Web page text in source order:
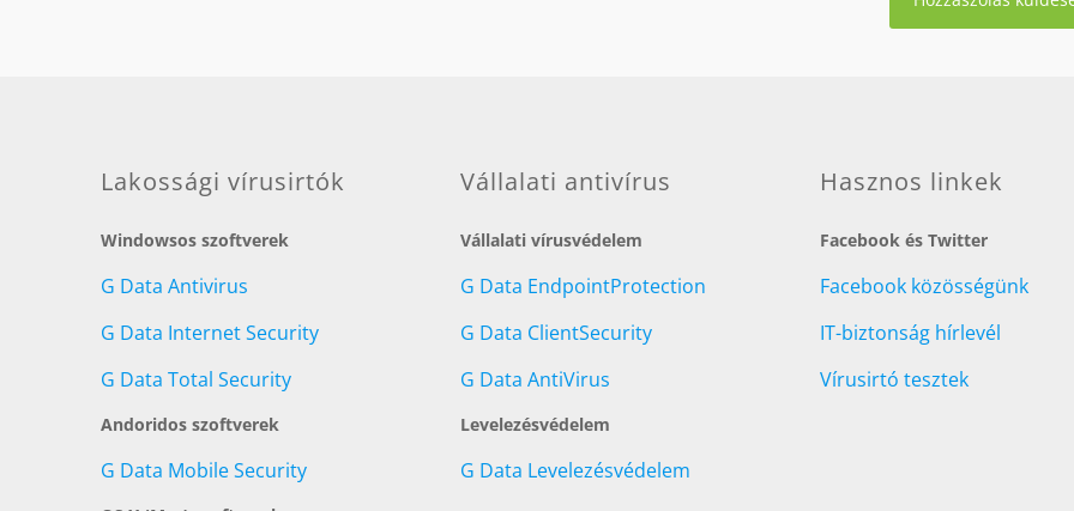
Lakossági vírusirtók
Windowsos szoftverek
G Data Antivirus
G Data Internet Security
G Data Total Security
Andoridos szoftverek
G Data Mobile Security
Vállalati antivírus
Vállalati vírusvédelem
G Data EndpointProtection
G Data ClientSecurity
G Data AntiVirus
Levelezésvédelem
G Data Levelezésvédelem
Hasznos linkek
Facebook és Twitter
Facebook közösségünk
IT-biztonság hírlevél
Vírusirtó tesztek